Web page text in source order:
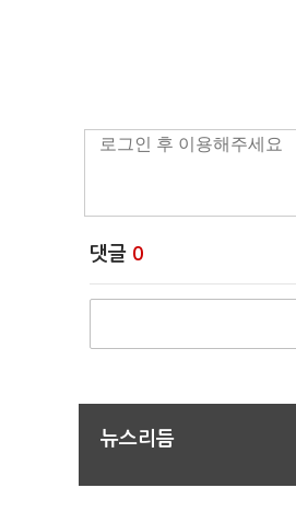
댓글 0
뉴스리듬